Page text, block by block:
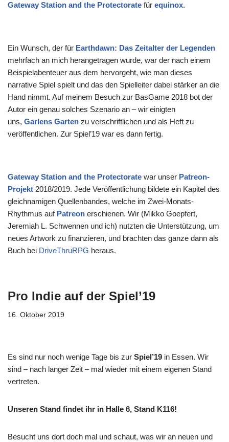
Gateway Station and the Protectorate für equinox.
Ein Wunsch, der für Earthdawn: Das Zeitalter der Legenden
mehrfach an mich herangetragen wurde, war der nach einem
Beispielabenteuer aus dem hervorgeht, wie man dieses
narrative Spiel spielt und das den Spielleiter dabei stärker an die
Hand nimmt. Auf meinem Besuch zur BasGame 2018 bot der
Autor ein genau solches Szenario an – wir einigten
uns, Garlens Garten zu verschriftlichen und als Heft zu
veröffentlichen. Zur Spiel’19 war es dann fertig.
Gateway Station and the Protectorate war unser Patreon-
Projekt 2018/2019. Jede Veröffentlichung bildete ein Kapitel des
gleichnamigen Quellenbandes, welche im Zwei-Monats-
Rhythmus auf Patreon erschienen. Wir (Mikko Goepfert,
Jeremiah L. Schwennen und ich) nutzten die Unterstützung, um
neues Artwork zu finanzieren, und brachten das ganze dann als
Buch bei DriveThruRPG heraus.
Pro Indie auf der Spiel’19
16. Oktober 2019
Es sind nur noch wenige Tage bis zur Spiel’19 in Essen. Wir
sind – nach langer Zeit – mal wieder mit einem eigenen Stand
vertreten.
Unseren Stand findet ihr in Halle 6, Stand K116!
Besucht uns dort doch mal und schaut, was wir an neuen und